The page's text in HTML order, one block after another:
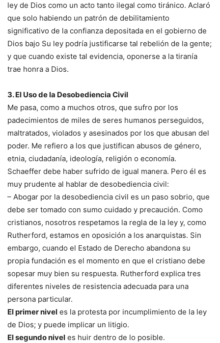
ley de Dios como un acto tanto ilegal como tiránico. Aclaró
que solo habiendo un patrón de debilitamiento
significativo de la confianza depositada en el gobierno de
Dios bajo Su ley podría justificarse tal rebelión de la gente;
y que cuando existe tal evidencia, oponerse a la tiranía
trae honra a Dios.
3. El Uso de la Desobediencia Civil
Me pasa, como a muchos otros, que sufro por los
padecimientos de miles de seres humanos perseguidos,
maltratados, violados y asesinados por los que abusan del
poder. Me refiero a los que justifican abusos de género,
etnia, ciudadanía, ideología, religión o economía.
Schaeffer debe haber sufrido de igual manera. Pero él es
muy prudente al hablar de desobediencia civil:
– Abogar por la desobediencia civil es un paso sobrio, que
debe ser tomado con sumo cuidado y precaución. Como
cristianos, nosotros respetamos la regla de la ley y, como
Rutherford, estamos en oposición a los anarquistas. Sin
embargo, cuando el Estado de Derecho abandona su
propia fundación es el momento en que el cristiano debe
sopesar muy bien su respuesta. Rutherford explica tres
diferentes niveles de resistencia adecuada para una
persona particular.
El primer nivel es la protesta por incumplimiento de la ley
de Dios; y puede implicar un litigio.
El segundo nivel es huir dentro de lo posible.